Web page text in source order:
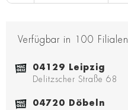
Verfügbar in 100 Filialen
04129 Leipzig
Delitzscher Straße 68
04720 Döbeln